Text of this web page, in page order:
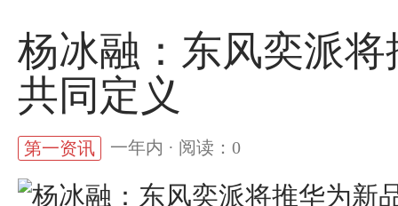
杨冰融：东风奕派
共同定义
第一资讯 一年内 · 阅读：0